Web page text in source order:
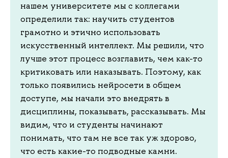
нашем университете мы с коллегами
определили так: научить студентов
грамотно и этично использовать
искусственный интеллект. Мы решили, что
лучше этот процесс возглавить, чем как-то
критиковать или наказывать. Поэтому, как
только появились нейросети в общем
доступе, мы начали это внедрять в
дисциплины, показывать, рассказывать. Мы
видим, что и студенты начинают
понимать, что там не все так уж здорово,
что есть какие-то подводные камни.